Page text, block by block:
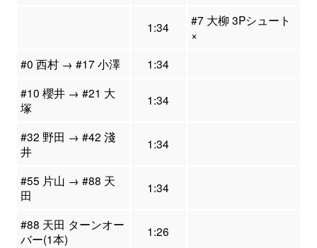
1:34
#7 大柳 3Pシュート
×
#0 西村 → #17 小澤
1:34
#10 櫻井 → #21 大
塚
1:34
#32 野田 → #42 淺
井
1:34
#55 片山 → #88 天
田
1:34
#88 天田 ターンオー
バー(1本)
1:26